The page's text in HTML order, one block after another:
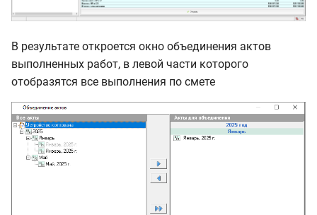
В результате откроется окно объединения актов
выполненных работ, в левой части которого
отобразятся все выполнения по смете